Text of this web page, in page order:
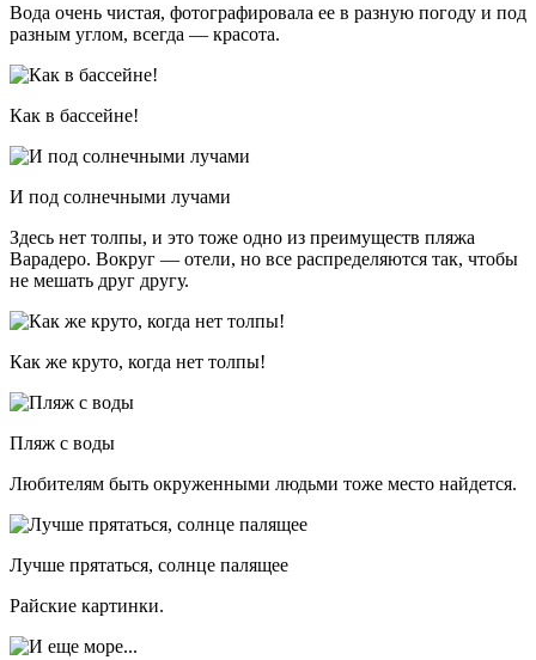
Вода очень чистая, фотографировала ее в разную погоду и под
разным углом, всегда — красота.
Как в бассейне!
И под солнечными лучами
Здесь нет толпы, и это тоже одно из преимуществ пляжа
Варадеро. Вокруг — отели, но все распределяются так, чтобы
не мешать друг другу.
Как же круто, когда нет толпы!
Пляж с воды
Любителям быть окруженными людьми тоже место найдется.
Лучше прятаться, солнце палящее
Райские картинки.